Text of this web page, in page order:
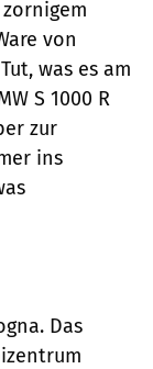
zornigem
von
was es am
S 1000 R
zur
ins
Das